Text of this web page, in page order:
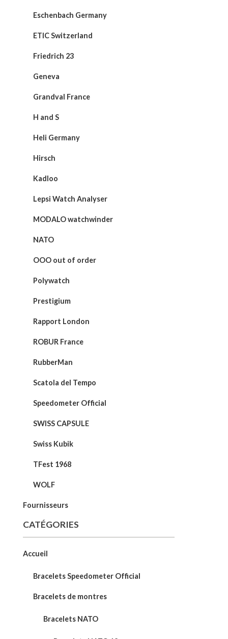
Eschenbach Germany
ETIC Switzerland
Friedrich 23
Geneva
Grandval France
H and S
Heli Germany
Hirsch
Kadloo
Lepsi Watch Analyser
MODALO watchwinder
NATO
OOO out of order
Polywatch
Prestigium
Rapport London
ROBUR France
RubberMan
Scatola del Tempo
Speedometer Official
SWISS CAPSULE
Swiss Kubik
TFest 1968
WOLF
Fournisseurs
CATÉGORIES
Accueil
Bracelets Speedometer Official
Bracelets de montres
Bracelets NATO